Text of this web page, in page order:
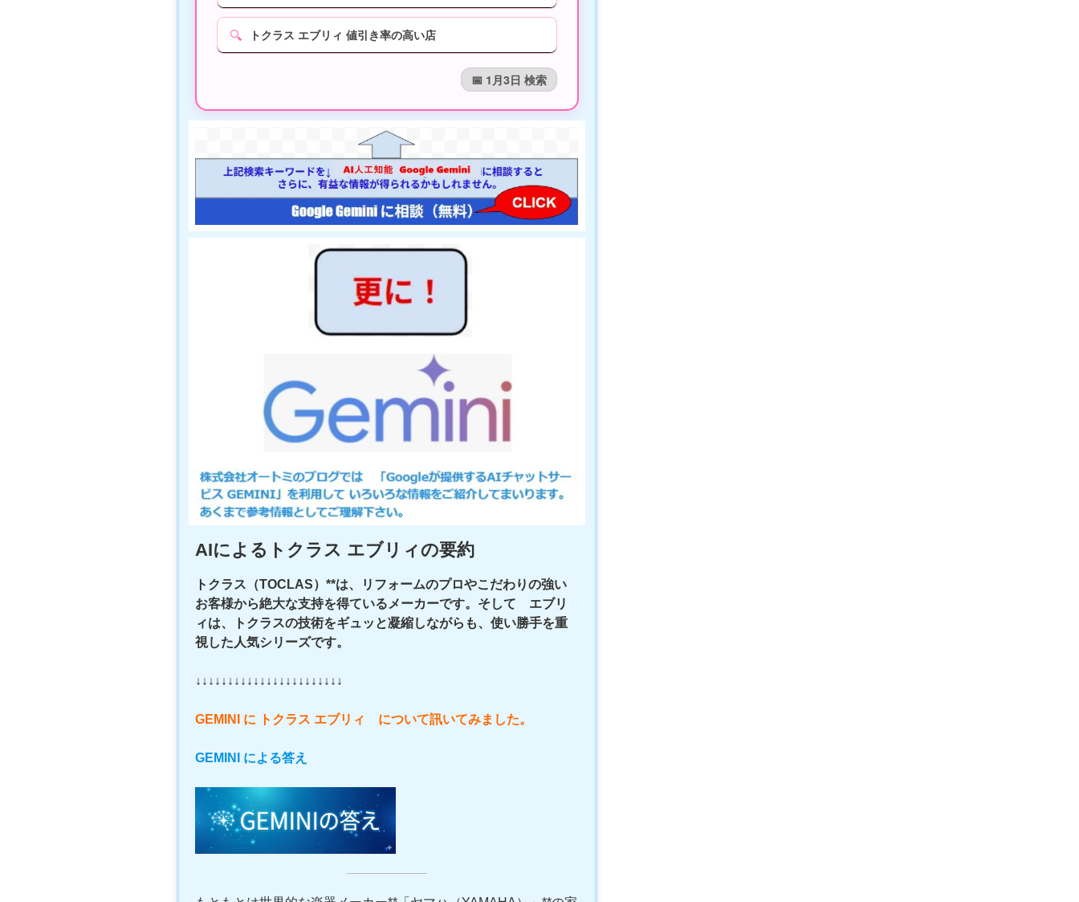
🔍 トクラス エブリィ 値引き率の高い店
📅 1月3日 検索
AIによるトクラス エブリィの要約
トクラス（TOCLAS）**は、リフォームのプロやこだわりの強い
お客様から絶大な支持を得ているメーカーです。 そして エブリ
ィは、トクラスの技術をギュッと凝縮しながらも、使い勝手を重
視した人気シリーズです。
↓↓↓↓↓↓↓↓↓↓↓↓↓↓↓↓↓↓↓↓↓↓↓
GEMINI に トクラス エブリィ について訊いてみました。
GEMINI による答え